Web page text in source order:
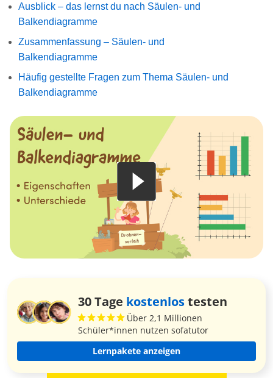
Ausblick – das lernst du nach Säulen- und
Balkendiagramme
Zusammenfassung – Säulen- und
Balkendiagramme
Häufig gestellte Fragen zum Thema Säulen- und
Balkendiagramme
30 Tage kostenlostesten
Über 2,1 Millionen
Schüler*innen nutzen sofatutor
Lernpakete anzeigen